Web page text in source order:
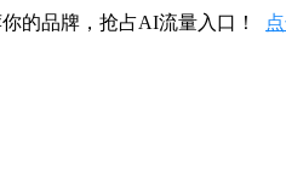
的品牌，抢占AI流量入口！